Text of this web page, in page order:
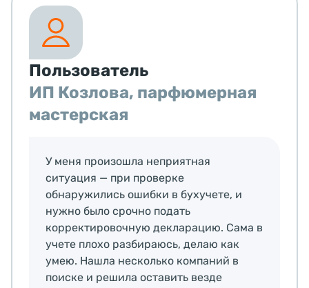
Пользователь
ИП Козлова, парфюмерная
мастерская
У меня произошла неприятная
ситуация — при проверке
обнаружились ошибки в бухучете, и
нужно было срочно подать
корректировочную декларацию. Сама в
учете плохо разбираюсь, делаю как
умею. Нашла несколько компаний в
поиске и решила оставить везде